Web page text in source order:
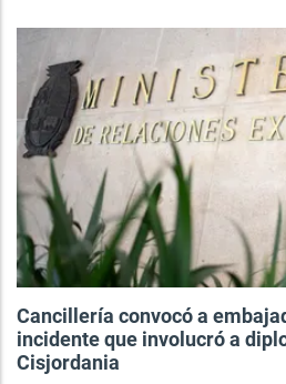
Cancillería convocó a
incidente que involucró a
Cisjordania